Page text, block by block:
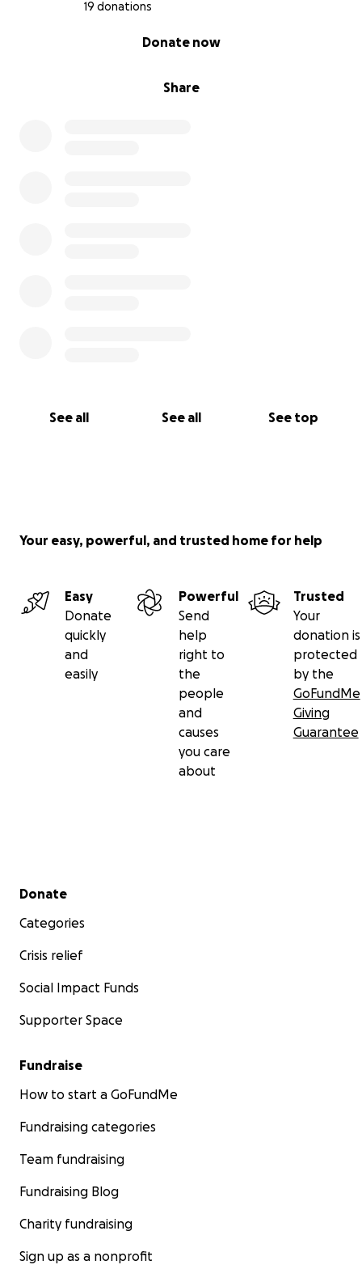
19 donations
Share
Donate now
See all See all See top
Your easy, powerful, and trusted home for help
Easy
Donate
quickly
and
easily
Powerful
Send
help
right to
the
people
and
causes
you care
about
Trusted
Your
donation is
protected
by the
GoFundMe
Giving
Guarantee
Secondary menu
Donate
Categories
Crisis relief
Social Impact Funds
Supporter Space
Fundraise
How to start a GoFundMe
Fundraising categories
Team fundraising
Fundraising Blog
Charity fundraising
Sign up as a nonprofit